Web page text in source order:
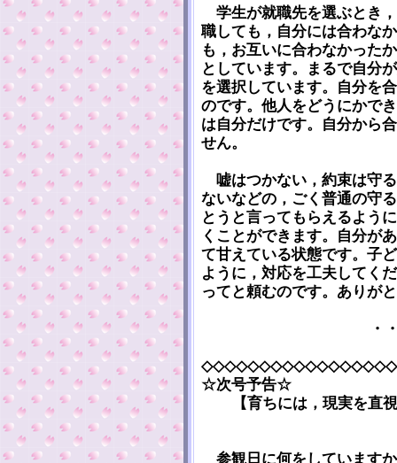
学生が就職先を選ぶとき
職しても，自分には合わな
も，お互いに合わなかった
としています。まるで自分
を選択しています。自分を
のです。他人をどうにかで
は自分だけです。自分から
せん。
嘘はつかない，約束は守
ないなどの，ごく普通の守
とうと言ってもらえるよう
くことができます。自分が
て甘えている状態です。子
ように，対応を工夫してく
ってと頼むのです。ありが
・
☆次号予告☆
【育ちには，現実を直
参観日に何をしています